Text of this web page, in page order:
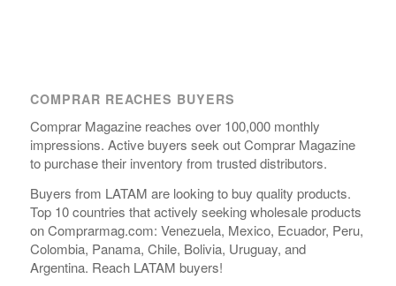
COMPRAR REACHES BUYERS
Comprar Magazine reaches over 100,000 monthly
impressions. Active buyers seek out Comprar Magazine
to purchase their inventory from trusted distributors.
Buyers from LATAM are looking to buy quality products.
Top 10 countries that actively seeking wholesale products
on Comprarmag.com: Venezuela, Mexico, Ecuador, Peru,
Colombia, Panama, Chile, Bolivia, Uruguay, and
Argentina. Reach LATAM buyers!